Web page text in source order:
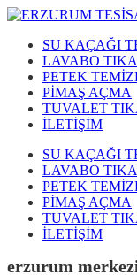
SU KAÇAĞI
LAVABO
PETEK
PİMAŞ AÇMA
TUVALET
İLETİŞİM
SU KAÇAĞI
LAVABO
PETEK
PİMAŞ AÇMA
TUVALET
İLETİŞİM
erzurum